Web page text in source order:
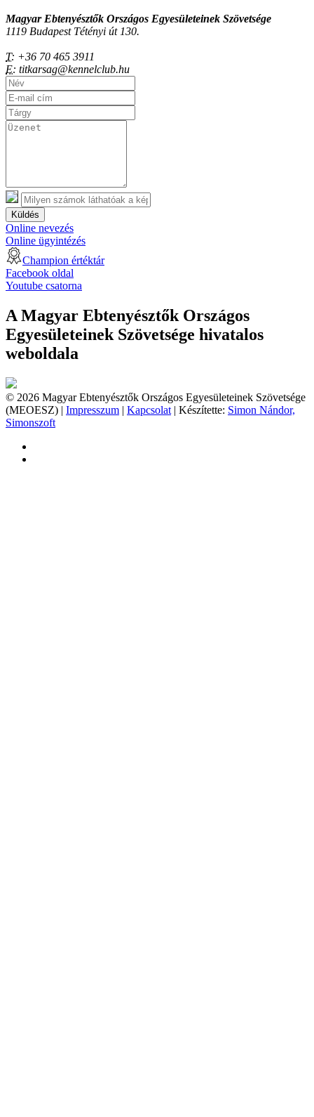
Magyar Ebtenyésztők Országos Egyesületeinek Szövetsége
1119 Budapest Tétényi út 130.
T: +36 70 465 3911
E: titkarsag@kennelclub.hu
Küldés
Online nevezés
Online ügyintézés
Champion értéktár
Facebook oldal
Youtube csatorna
A Magyar Ebtenyésztők Országos
Egyesületeinek Szövetsége hivatalos
weboldala
© 2026 Magyar Ebtenyésztők Országos Egyesületeinek Szövetsége
(MEOESZ) | Impresszum | Kapcsolat | Készítette: Simon Nándor,
Simonszoft